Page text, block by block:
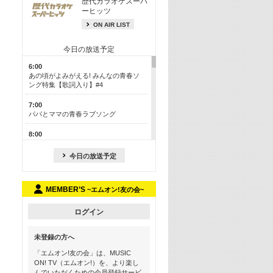
ーヒッツ
ON AIR LIST
今日の放送予定
6:00
あの頃がよみがえる! みんなの青春ソ
ング特集【歌詞入り】#4
7:00
パパとママの青春ラブソング
8:00
13:00
15:30
この夏聴きたい! サマーソングメドレ
ー【歌詞入り】 #4
今日の放送予定
MEMBER’S ~エムオン!友の会~
ログイン
未登録の方へ
「エムオン!友の会」は、MUSIC
ON! TV（エムオン!）を、より楽し